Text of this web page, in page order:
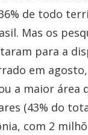
de todo
Mas os
para a
em
a maior área
(43% do
com 2